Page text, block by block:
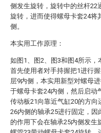
侧发生旋转，旋转中的丝杆22
旋转，进而使得螺母卡套24将
侧。
本实用工作原理：
如图1、图2、图3和图4所示，
首先使用者对手持握把1进行
层9内侧，本实用新型对螺母
于螺母卡套24内侧，然后启动
传动板21向靠近气缸20的方向
26内侧的轴承25进行固定，因
的作用下会在轴承25内侧发生